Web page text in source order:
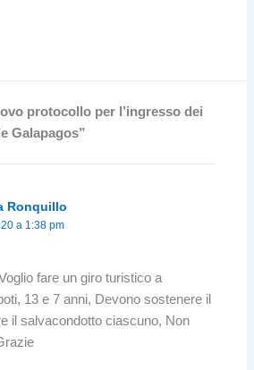
protocollo per l’ingresso dei
Galapagos”
Ronquillo
a 1:38 pm
fare un giro turistico a
13 e 7 anni, Devono sostenere il
il salvacondotto ciascuno, Non